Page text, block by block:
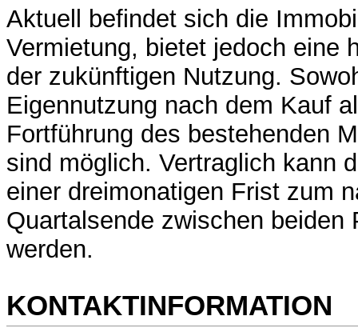
Aktuell befindet sich die
Vermietung, bietet jedoch eine
der zukünftigen Nutzung.
Eigennutzung nach dem Kauf
Fortführung des bestehenden
sind möglich. Vertraglich kann
einer dreimonatigen Frist zum
Quartalsende zwischen beiden
werden.
KONTAKTINFORMATION